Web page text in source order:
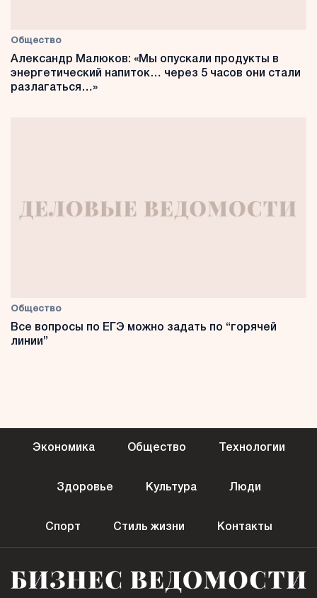
Общество
Александр Малюков: «Мы опускали продукты в
энергетический напиток… через 5 часов они стали
разлагаться…»
Общество
Все вопросы по ЕГЭ можно задать по “горячей
линии”
Экономика Общество Технологии
Здоровье Культура Люди
Спорт Стиль жизни Контакты